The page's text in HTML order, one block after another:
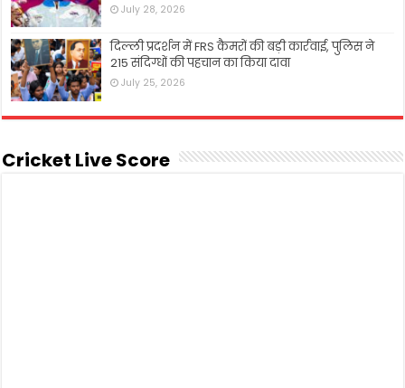
July 28, 2026
दिल्ली प्रदर्शन में FRS कैमरों की बड़ी कार्रवाई, पुलिस ने
215 संदिग्धों की पहचान का किया दावा
July 25, 2026
Cricket Live Score